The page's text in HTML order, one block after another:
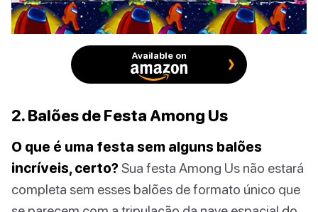
Available on
2. Balões de Festa Among Us
O que é uma festa sem alguns balões
incríveis, certo? Sua festa Among Us não estará
completa sem esses balões de formato único que